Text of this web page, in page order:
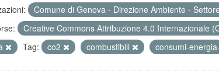
Comune di Genova - Direzione Ambiente -
Creative Commons Attribuzione 4.0 Internazionale
Tag: co2 combustibili consumi-